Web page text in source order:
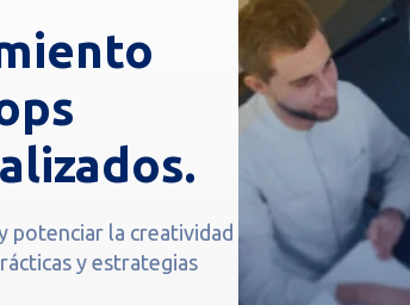
potenciar la creatividad
y estrategias